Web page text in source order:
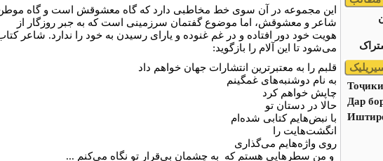
Дар
این مجموعه در آن سوی خط مخاطبی دارد که گاه معشوقش است و گاه
شاعر و معشوقش، اما موضوع گفتمان سرزمینی است که به جبر روزگار از
هویت خود دور افتاده و در غم غنوده و یارای رسیدن به خود را ندارد. شاعر
می‌شود تا این آلام را بازگوید:
قلبم را به معتبرترین انتشارات جهان خواهم داد
به نام دوشنبه‌های غمگینم
چاپش خواهم کرد
حالا در دستان تو
با نبض‌هایم کتابی شده‌ام
انگشت‌هایت را
روی واژه‌هایم می‌گذاری
و من سطرهایی هستم که به چشمان بی‌قرار تو نگاه می‌کنم ...